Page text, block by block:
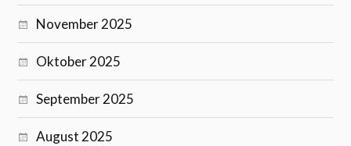
November 2025
Oktober 2025
September 2025
August 2025